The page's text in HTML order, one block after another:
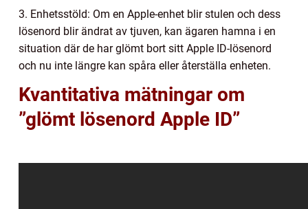
3. Enhetsstöld: Om en Apple-enhet blir stulen och dess
lösenord blir ändrat av tjuven, kan ägaren hamna i en
situation där de har glömt bort sitt Apple ID-lösenord
och nu inte längre kan spåra eller återställa enheten.
Kvantitativa mätningar om
”glömt lösenord Apple ID”